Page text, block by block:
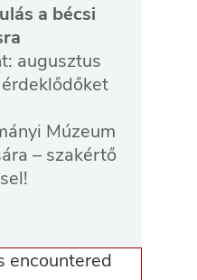
a bécsi
augusztus
Múzeum
– szakértő
encountered